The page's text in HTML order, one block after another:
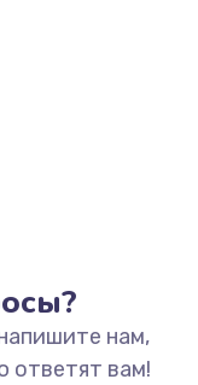
нам,
ответят вам!